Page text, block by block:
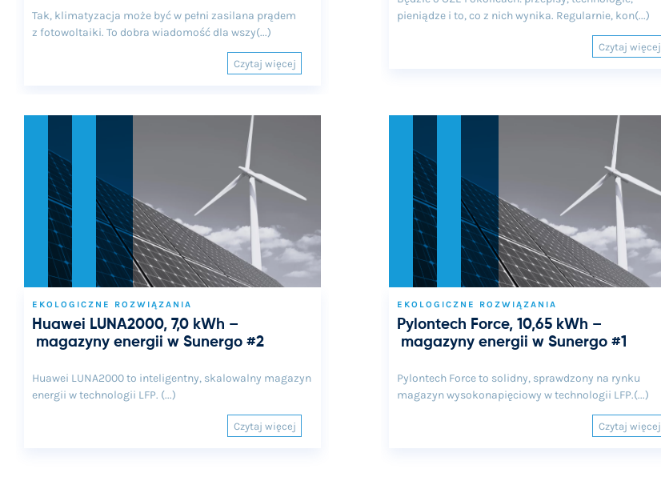
Tak, klimatyzacja może być w pełni zasilana prądem
z fotowoltaiki. To dobra wiadomość dla wszy(...)
Czytaj więcej
pieniądze i to, co z nich wynika. Regularnie, kon(...)
Czytaj więcej
EKOLOGICZNE ROZWIĄZANIA
Huawei LUNA2000, 7,0 kWh –
magazyny energii w Sunergo #2
Huawei LUNA2000 to inteligentny, skalowalny magazyn
energii w technologii LFP. (...)
Czytaj więcej
EKOLOGICZNE ROZWIĄZANIA
Pylontech Force, 10,65 kWh –
magazyny energii w Sunergo #1
Pylontech Force to solidny, sprawdzony na rynku
magazyn wysokonapięciowy w technologii LFP.(...)
Czytaj więcej